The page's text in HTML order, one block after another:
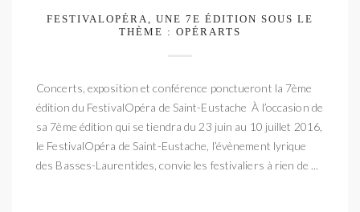
FESTIVALOPÉRA, UNE 7E ÉDITION SOUS LE
THÈME : OPÉRARTS
Concerts, exposition et conférence ponctueront la 7ème
édition du FestivalOpéra de Saint-Eustache À l’occasion de
sa 7ème édition qui se tiendra du 23 juin au 10 juillet 2016,
le FestivalOpéra de Saint-Eustache, l’évènement lyrique
des Basses-Laurentides, convie les festivaliers à rien de ...